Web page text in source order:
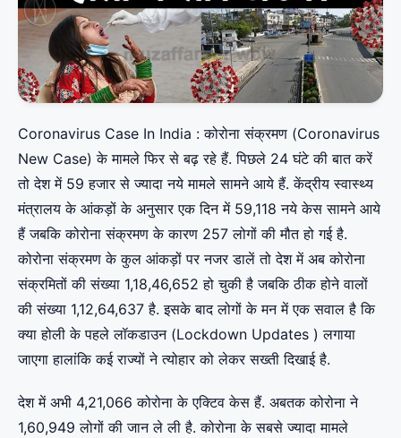
Coronavirus Case In India : कोरोना संक्रमण (Coronavirus
New Case) के मामले फिर से बढ़ रहे हैं. पिछले 24 घंटे की बात करें
तो देश में 59 हजार से ज्यादा नये मामले सामने आये हैं. केंद्रीय स्वास्थ्‍य
मंत्रालय के आंकड़ों के अनुसार एक दिन में 59,118 नये केस सामने आये
हैं जबकि कोरोना संक्रमण के कारण 257 लोगों की मौत हो गई है.
कोरोना संक्रमण के कुल आंकड़ों पर नजर डालें तो देश में अब कोरोना
संक्रमितों की संख्‍या 1,18,46,652 हो चुकी है जबकि ठीक होने वालों
की संख्‍या 1,12,64,637 है. इसके बाद लोगों के मन में एक सवाल है कि
क्या होली के पहले लॉकडाउन (Lockdown Updates ) लगाया
जाएगा हालांकि कई राज्यों ने त्योहार को लेकर सख्‍ती दिखाई है.
देश में अभी 4,21,066 कोरोना के एक्टिव केस हैं. अबतक कोरोना ने
1,60,949 लोगों की जान ले ली है. कोरोना के सबसे ज्यादा मामले